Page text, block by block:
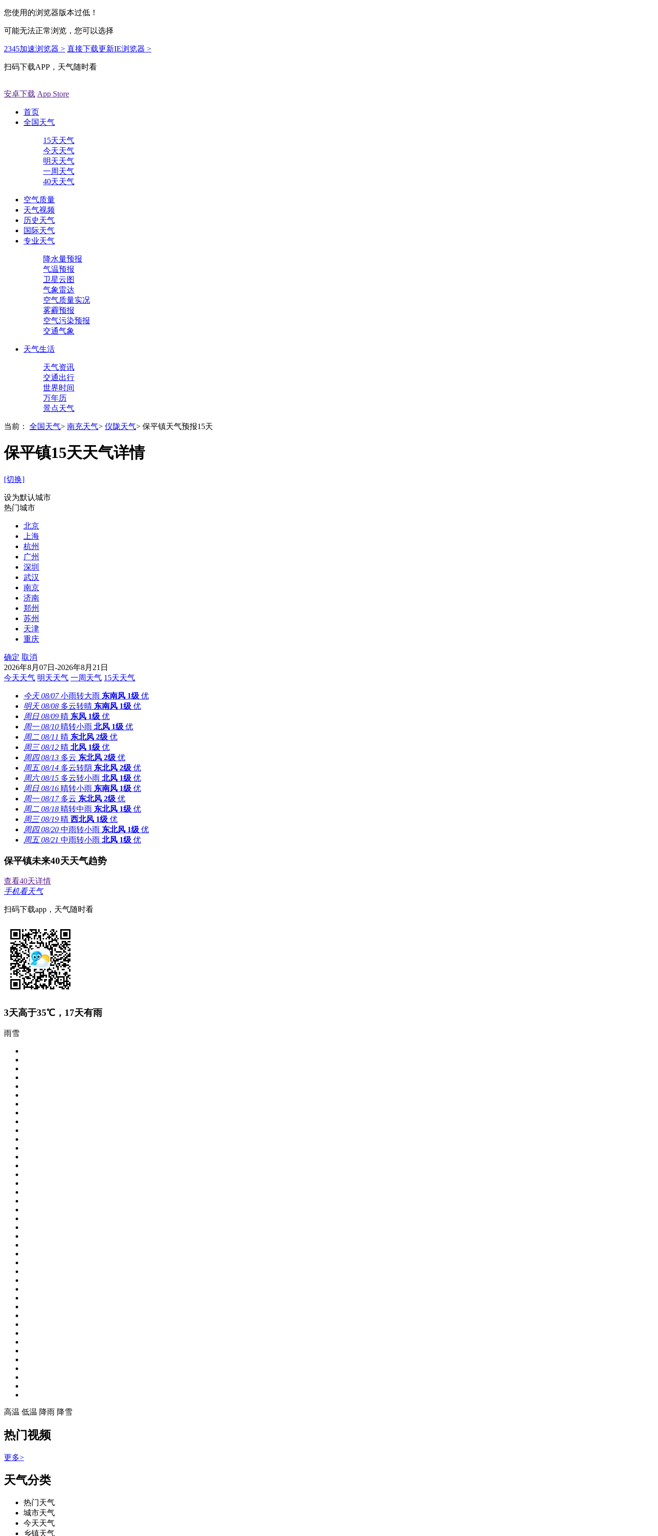
您使用的浏览器版本过低！
可能无法正常浏览，您可以选择
2345加速浏览器 > 直接下载更新IE浏览器 >
扫码下载APP，天气随时看
安卓下载 App Store
首页
全国天气
15天天气
今天天气
明天天气
一周天气
40天天气
空气质量
天气视频
历史天气
国际天气
专业天气
降水量预报
气温预报
卫星云图
气象雷达
空气质量实况
雾霾预报
空气污染预报
交通气象
天气生活
天气资讯
交通出行
世界时间
万年历
景点天气
当前： 全国天气> 南充天气> 仪陇天气> 保平镇天气预报15天
保平镇15天天气详情
[切换]
设为默认城市
热门城市
北京
上海
杭州
广州
深圳
武汉
南京
济南
郑州
苏州
天津
重庆
确定 取消
2026年8月07日-2026年8月21日
今天天气 明天天气 一周天气 15天天气
今天 08/07 小雨转大雨 东南风 1级 优
明天 08/08 多云转晴 东南风 1级 优
周日 08/09 晴 东风 1级 优
周一 08/10 晴转小雨 北风 1级 优
周二 08/11 晴 东北风 2级 优
周三 08/12 晴 北风 1级 优
周四 08/13 多云 东北风 2级 优
周五 08/14 多云转阴 东北风 2级 优
周六 08/15 多云转小雨 北风 1级 优
周日 08/16 晴转小雨 东南风 1级 优
周一 08/17 多云 东北风 2级 优
周二 08/18 晴转中雨 东北风 1级 优
周三 08/19 晴 西北风 1级 优
周四 08/20 中雨转小雨 东北风 1级 优
周五 08/21 中雨转小雨 北风 1级 优
保平镇未来40天天气趋势
查看40天详情
手机看天气
扫码下载app，天气随时看
3天高于35℃， 17天有雨
雨雪
高温 低温 降雨 降雪
热门视频
更多>
天气分类
热门天气
城市天气
今天天气
乡镇天气